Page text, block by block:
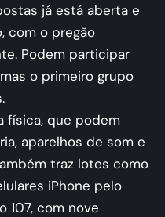
já está aberta e
com o pregão
Podem participar
o primeiro grupo
física, que podem
aparelhos de som e
traz lotes como
iPhone pelo
107, com nove